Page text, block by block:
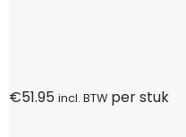
€51.95 incl. BTW per stuk